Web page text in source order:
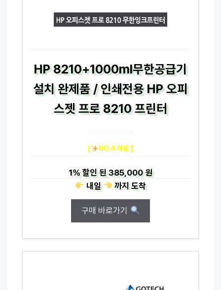
HP 8210+1000ml무한공급기
설치 완제품 / 인쇄전용 HP 오피
스젯 프로 8210 프린터
[ NO.4 제품 ]
1%할인 된385,000 원
내일
까지도착
구매 바로가기